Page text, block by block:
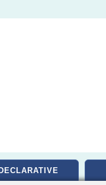
DECLARATIVE